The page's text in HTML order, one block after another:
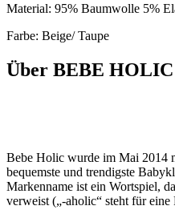
Material: 95% Baumwolle 5%
Farbe: Beige/ Taupe
Über BEBE HOLIC
Bebe Holic wurde im Mai 2014
bequemste und trendigste
Markenname ist ein Wortspiel,
verweist („-aholic“ steht für eine